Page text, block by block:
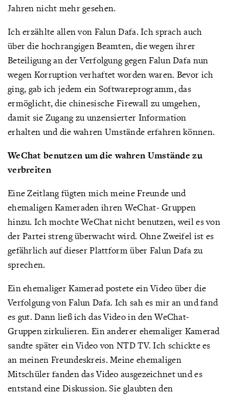
Jahren nicht mehr gesehen.
Ich erzählte allen von Falun Dafa. Ich sprach auch
über die hochrangigen Beamten, die wegen ihrer
Beteiligung an der Verfolgung gegen Falun Dafa nun
wegen Korruption verhaftet worden waren. Bevor ich
ging, gab ich jedem ein Softwareprogramm, das
ermöglicht, die chinesische Firewall zu umgehen,
damit sie Zugang zu unzensierter Information
erhalten und die wahren Umstände erfahren können.
WeChat benutzen um die wahren Umstände zu
verbreiten
Eine Zeitlang fügten mich meine Freunde und
ehemaligen Kameraden ihren WeChat- Gruppen
hinzu. Ich mochte WeChat nicht benutzen, weil es von
der Partei streng überwacht wird. Ohne Zweifel ist es
gefährlich auf dieser Plattform über Falun Dafa zu
sprechen.
Ein ehemaliger Kamerad postete ein Video über die
Verfolgung von Falun Dafa. Ich sah es mir an und fand
es gut. Dann ließ ich das Video in den WeChat-
Gruppen zirkulieren. Ein anderer ehemaliger Kamerad
sandte später ein Video von NTD TV. Ich schickte es
an meinen Freundeskreis. Meine ehemaligen
Mitschüler fanden das Video ausgezeichnet und es
entstand eine Diskussion. Sie glaubten den